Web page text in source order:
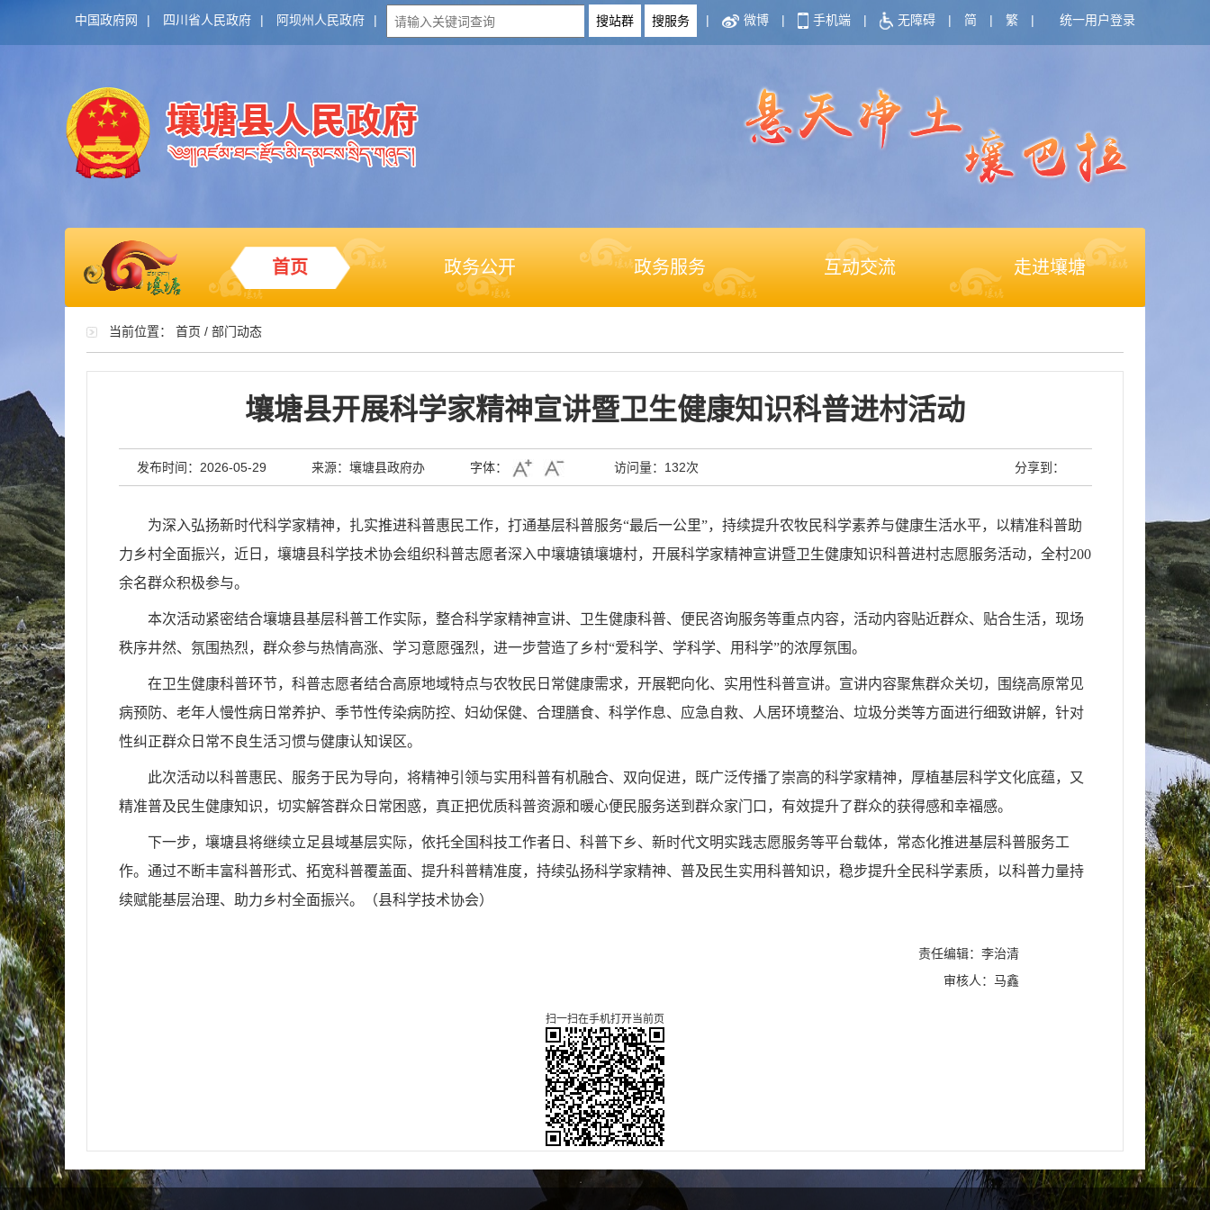
中国政府网 | 四川省人民政府 | 阿坝州人民政府 | | 微博 | 手机端 | 无障碍 | 简 | 繁 | 统一用户登录
首页 政务公开 政务服务 互动交流 走进壤塘
当前位置： 首页 / 部门动态
壤塘县开展科学家精神宣讲暨卫生健康知识科普进村活动
发布时间：2026-05-29 来源：壤塘县政府办 字体： 访问量： 132次 分享到：
为深入弘扬新时代科学家精神，扎实推进科普惠民工作，打通基层科普服务“最后一公里”，持续提升农牧民科学素养与健康生活水平，以精准科普助
力乡村全面振兴，近日，壤塘县科学技术协会组织科普志愿者深入中壤塘镇壤塘村，开展科学家精神宣讲暨卫生健康知识科普进村志愿服务活动，全村200
余名群众积极参与。
本次活动紧密结合壤塘县基层科普工作实际，整合科学家精神宣讲、卫生健康科普、便民咨询服务等重点内容，活动内容贴近群众、贴合生活，现场
秩序井然、氛围热烈，群众参与热情高涨、学习意愿强烈，进一步营造了乡村“爱科学、学科学、用科学”的浓厚氛围。
在卫生健康科普环节，科普志愿者结合高原地域特点与农牧民日常健康需求，开展靶向化、实用性科普宣讲。宣讲内容聚焦群众关切，围绕高原常见
病预防、老年人慢性病日常养护、季节性传染病防控、妇幼保健、合理膳食、科学作息、应急自救、人居环境整治、垃圾分类等方面进行细致讲解，针对
性纠正群众日常不良生活习惯与健康认知误区。
此次活动以科普惠民、服务于民为导向，将精神引领与实用科普有机融合、双向促进，既广泛传播了崇高的科学家精神，厚植基层科学文化底蕴，又
精准普及民生健康知识，切实解答群众日常困惑，真正把优质科普资源和暖心便民服务送到群众家门口，有效提升了群众的获得感和幸福感。
下一步，壤塘县将继续立足县域基层实际，依托全国科技工作者日、科普下乡、新时代文明实践志愿服务等平台载体，常态化推进基层科普服务工
作。通过不断丰富科普形式、拓宽科普覆盖面、提升科普精准度，持续弘扬科学家精神、普及民生实用科普知识，稳步提升全民科学素质，以科普力量持
续赋能基层治理、助力乡村全面振兴。（县科学技术协会）
责任编辑：李治清
审核人：马鑫
扫一扫在手机打开当前页